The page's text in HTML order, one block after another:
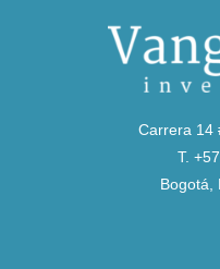
Carrera 14
T.
Bogotá,